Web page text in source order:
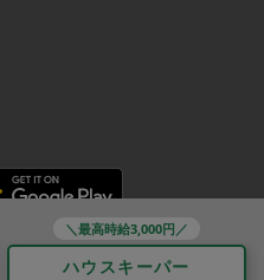
＼最高時給3,000円／
ハウスキーパー